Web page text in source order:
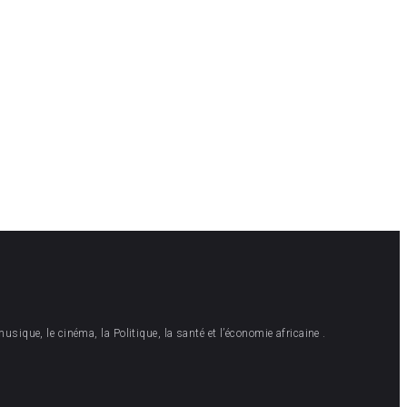
le cinéma, la Politique, la santé et l’économie africaine .